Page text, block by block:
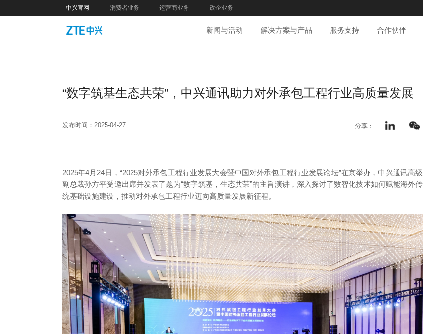
中兴官网 消费者业务 运营商业务 政企业务
新闻与活动 解决方案与产品 服务支持 合作伙伴
“数字筑基生态共荣”，中兴通讯助力对外承包工程行业高质量发展
发布时间：2025-04-27 分享：
2025年4月24日，“2025对外承包工程行业发展大会暨中国对外承包工程行业发展论坛”在京举办，中兴通讯高级
副总裁孙方平受邀出席并发表了题为“数字筑基，生态共荣”的主旨演讲，深入探讨了数智化技术如何赋能海外传
统基础设施建设，推动对外承包工程行业迈向高质量发展新征程。